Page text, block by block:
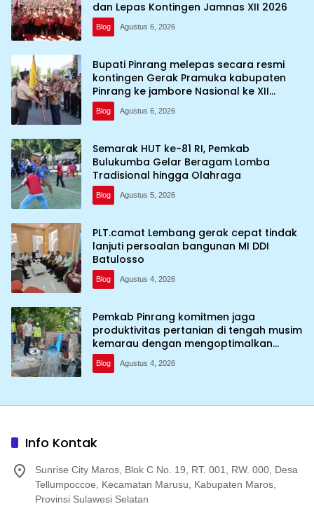
dan Lepas Kontingen Jamnas XII 2026
Blog Agustus 6, 2026
Bupati Pinrang melepas secara resmi
kontingen Gerak Pramuka kabupaten
Pinrang ke jambore Nasional ke XII
kebumi perkemahan Cibubur
Blog Agustus 6, 2026
Semarak HUT ke-81 RI, Pemkab
Bulukumba Gelar Beragam Lomba
Tradisional hingga Olahraga
Blog Agustus 5, 2026
PLT.camat Lembang gerak cepat tindak
lanjuti persoalan bangunan MI DDI
Batulosso
Blog Agustus 4, 2026
Pemkab Pinrang komitmen jaga
produktivitas pertanian di tengah musim
kemarau dengan mengoptimalkan
program Irigasi perpompaan (Irpom)
Blog Agustus 4, 2026
Info Kontak
Sunrise City Maros, Blok C No. 19, RT. 001, RW. 000, Desa
Tellumpoccoe, Kecamatan Marusu, Kabupaten Maros,
Provinsi Sulawesi Selatan